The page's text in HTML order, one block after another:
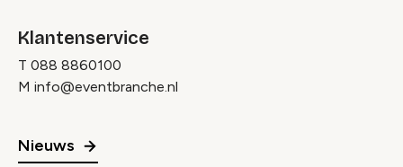
Klantenservice
T 088 8860100
M info@eventbranche.nl
Nieuws